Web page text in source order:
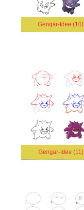
Gengar-Idee (10)
Gengar-Idee (11)